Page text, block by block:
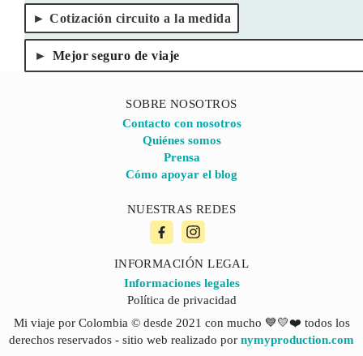
Cotización circuito a la medida
Mejor seguro de viaje
SOBRE NOSOTROS
Contacto con nosotros
Quiénes somos
Prensa
Cómo apoyar el blog
NUESTRAS REDES
INFORMACIÓN LEGAL
Informaciones legales
Política de privacidad
Mi viaje por Colombia © desde 2021 con mucho 💙💛❤️ todos los
derechos reservados - sitio web realizado por nymyproduction.com